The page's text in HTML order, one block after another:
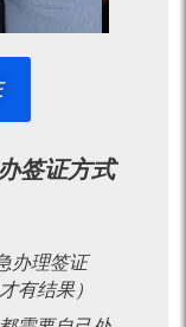
签证方式
办理签证
有结果）